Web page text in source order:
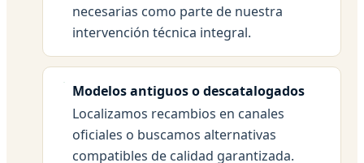
necesarias como parte de nuestra
intervención técnica integral.
Modelos antiguos o descatalogados
Localizamos recambios en canales
oficiales o buscamos alternativas
compatibles de calidad garantizada.